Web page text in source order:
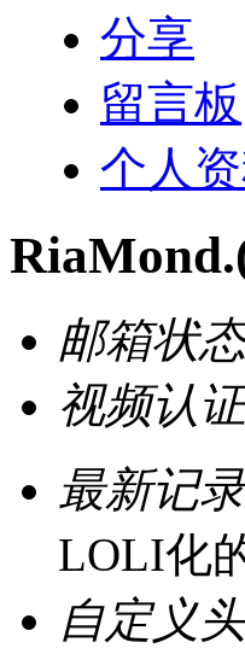
分享
留言板
个人
RiaMond.
邮箱状态
视频认证
最新记
LOLI化
自定义